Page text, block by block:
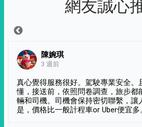
網友誠心
陳婉琪
3 週前
真心覺得服務很好。駕駛專業安全。
懂，接送前，依照問卷調查，旅步都
輛和司機。司機會保持密切聯繫，讓
是，價格比一般計程車or Uber便宜